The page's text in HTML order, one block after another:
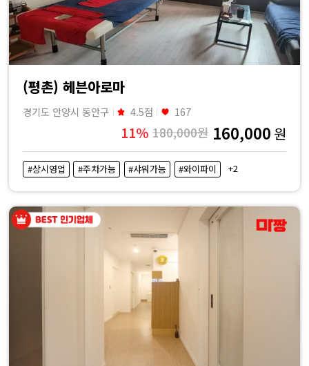
사
지
샵
가
격
비
교
(평촌) 헤븐아로마
경기도 안양시 동안구 4.5점 167
11% 180,000원 160,000 원
#상시영업 #주차가능 #샤워가능 #와이파이 +2